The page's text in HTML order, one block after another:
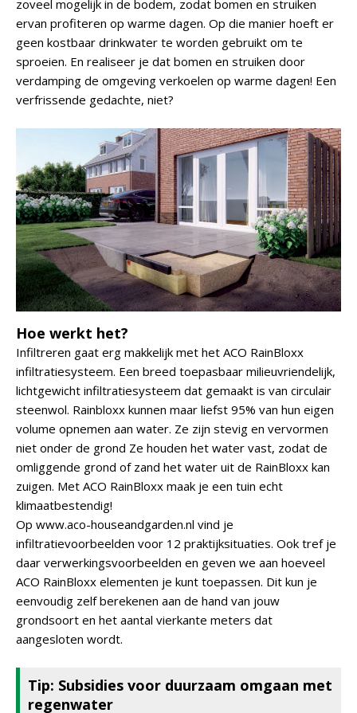
zoveel mogelijk in de bodem, zodat bomen en struiken
ervan profiteren op warme dagen. Op die manier hoeft er
geen kostbaar drinkwater te worden gebruikt om te
sproeien. En realiseer je dat bomen en struiken door
verdamping de omgeving verkoelen op warme dagen! Een
verfrissende gedachte, niet?
Hoe werkt het?
Infiltreren gaat erg makkelijk met het ACO RainBloxx
infiltratiesysteem. Een breed toepasbaar milieuvriendelijk,
lichtgewicht infiltratiesysteem dat gemaakt is van circulair
steenwol. Rainbloxx kunnen maar liefst 95% van hun eigen
volume opnemen aan water. Ze zijn stevig en vervormen
niet onder de grond Ze houden het water vast, zodat de
omliggende grond of zand het water uit de RainBloxx kan
zuigen. Met ACO RainBloxx maak je een tuin echt
klimaatbestendig!
Op www.aco-houseandgarden.nl vind je
infiltratievoorbeelden voor 12 praktijksituaties. Ook tref je
daar verwerkingsvoorbeelden en geven we aan hoeveel
ACO RainBloxx elementen je kunt toepassen. Dit kun je
eenvoudig zelf berekenen aan de hand van jouw
grondsoort en het aantal vierkante meters dat
aangesloten wordt.
Tip: Subsidies voor duurzaam omgaan met
regenwater